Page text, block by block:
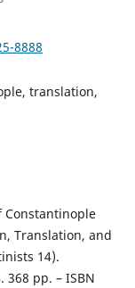
8888
translation,
Constantinople
Translation, and
14).
368 pp. – ISBN